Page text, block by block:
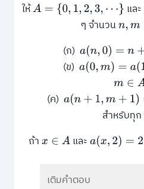
ให้A= {0 1,2, 3,⋯} และ
ๆ จำนวนn,m∈
(ก)a(n,0)=n+1
(ข)a(0,m)=a(1 m−
m∈A −
(ค) a(n+1,m+1)=a( a(n
สำหรับทุก
ถ้าx∈A และa(x,2)=2557
เติมคำตอบ